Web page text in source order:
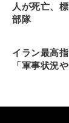
人が死亡、
部隊
イラン最高
「軍事状況